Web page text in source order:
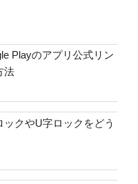
Playのアプリ公式リン
法
クやU字ロックをどう